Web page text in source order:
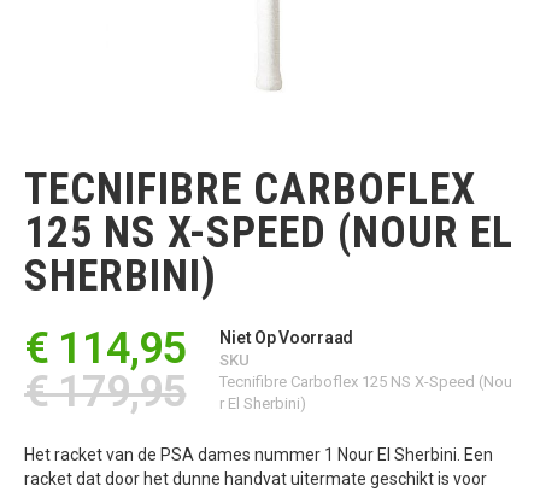
begin
van
de
afbeeldingen-
gallerij
TECNIFIBRE CARBOFLEX
125 NS X-SPEED (NOUR EL
SHERBINI)
€ 114,95
€ 179,95
Niet Op Voorraad
SKU
Tecnifibre Carboflex 125 NS X-Speed (Nou
r El Sherbini)
Het racket van de PSA dames nummer 1 Nour El Sherbini. Een
racket dat door het dunne handvat uitermate geschikt is voor